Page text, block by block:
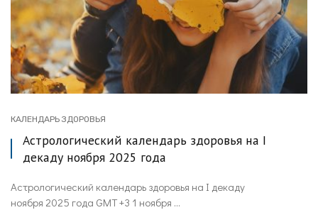
КАЛЕНДАРЬ ЗДОРОВЬЯ
Астрологический календарь здоровья на I
декаду ноября 2025 года
Астрологический календарь здоровья на I декаду
ноября 2025 года GMT +3 1 ноября ...